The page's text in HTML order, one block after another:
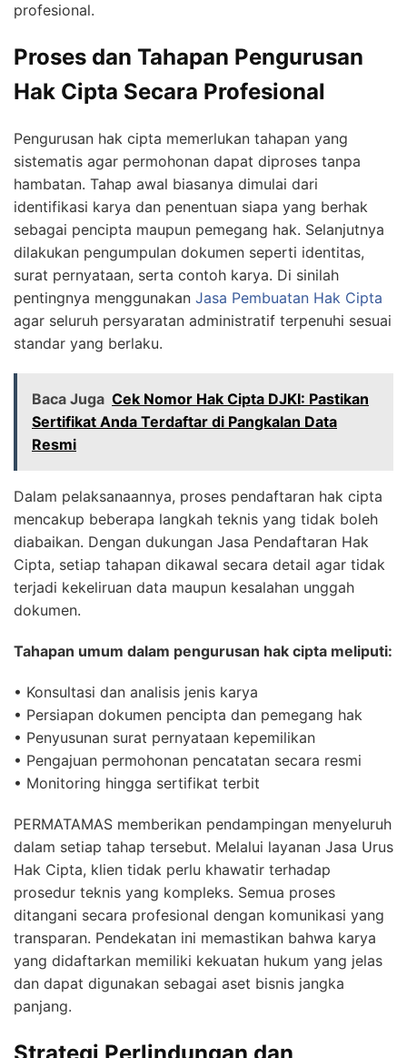
profesional.
Proses dan Tahapan Pengurusan
Hak Cipta Secara Profesional
Pengurusan hak cipta memerlukan tahapan yang
sistematis agar permohonan dapat diproses tanpa
hambatan. Tahap awal biasanya dimulai dari
identifikasi karya dan penentuan siapa yang berhak
sebagai pencipta maupun pemegang hak. Selanjutnya
dilakukan pengumpulan dokumen seperti identitas,
surat pernyataan, serta contoh karya. Di sinilah
pentingnya menggunakan Jasa Pembuatan Hak Cipta
agar seluruh persyaratan administratif terpenuhi sesuai
standar yang berlaku.
Baca Juga Cek Nomor Hak Cipta DJKI: Pastikan
Sertifikat Anda Terdaftar di Pangkalan Data
Resmi
Dalam pelaksanaannya, proses pendaftaran hak cipta
mencakup beberapa langkah teknis yang tidak boleh
diabaikan. Dengan dukungan Jasa Pendaftaran Hak
Cipta, setiap tahapan dikawal secara detail agar tidak
terjadi kekeliruan data maupun kesalahan unggah
dokumen.
Tahapan umum dalam pengurusan hak cipta meliputi:
• Konsultasi dan analisis jenis karya
• Persiapan dokumen pencipta dan pemegang hak
• Penyusunan surat pernyataan kepemilikan
• Pengajuan permohonan pencatatan secara resmi
• Monitoring hingga sertifikat terbit
PERMATAMAS memberikan pendampingan menyeluruh
dalam setiap tahap tersebut. Melalui layanan Jasa Urus
Hak Cipta, klien tidak perlu khawatir terhadap
prosedur teknis yang kompleks. Semua proses
ditangani secara profesional dengan komunikasi yang
transparan. Pendekatan ini memastikan bahwa karya
yang didaftarkan memiliki kekuatan hukum yang jelas
dan dapat digunakan sebagai aset bisnis jangka
panjang.